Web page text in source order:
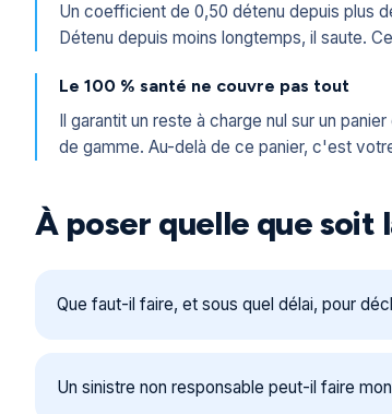
Un coefficient de 0,50 détenu depuis plus
Détenu depuis moins longtemps, il saute.
Le 100 % santé ne couvre pas tout
Il garantit un reste à charge nul sur un
de gamme. Au-delà de ce panier, c'est
À poser quelle que soit
Que faut-il faire, et sous quel délai, pour
Un sinistre non responsable peut-il faire